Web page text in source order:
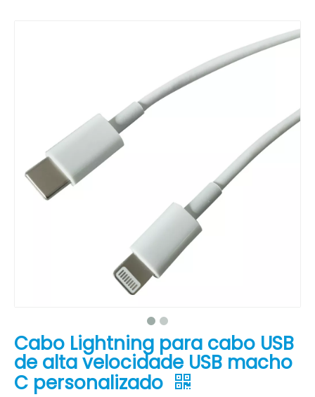
Cabo Lightning para cabo USB
de alta velocidade USB macho
C personalizado